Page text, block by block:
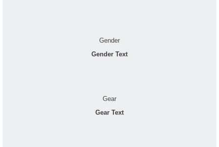
Gender
Gender Text
Gear
Gear Text